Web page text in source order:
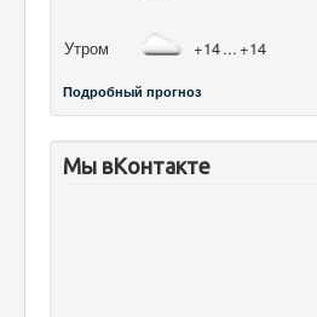
Утром +14... +14
Подробный прогноз
Мы вКонтакте